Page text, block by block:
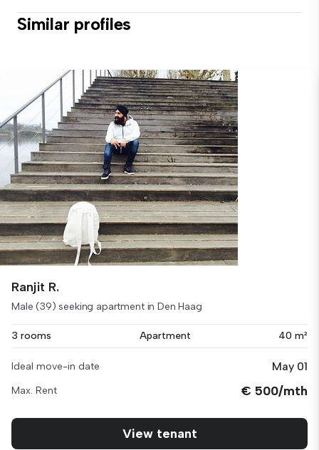
Similar profiles
Ranjit R.
Male (39) seeking apartment in Den Haag
3 rooms Apartment 40 m²
Ideal move-in date May 01
Max. Rent € 500/mth
View tenant